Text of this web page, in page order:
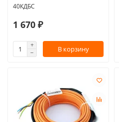
40КДБС
1 670 ₽
В корзину